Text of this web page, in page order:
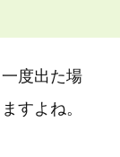
度出た場
すよね。